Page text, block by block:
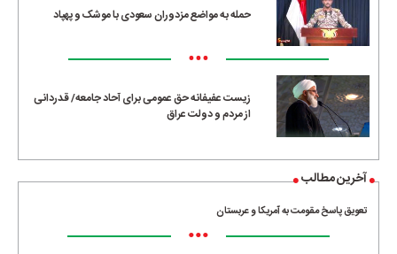
حمله به مواضع مزدوران سعودی با موشک و پهپاد
•••
زیست عفیفانه حق عمومی برای آحاد جامعه/ قدردانی
از مردم و دولت عراق
آخرین مطالب
تعویق پاسخ مقومت به آمریکا و عربستان
•••